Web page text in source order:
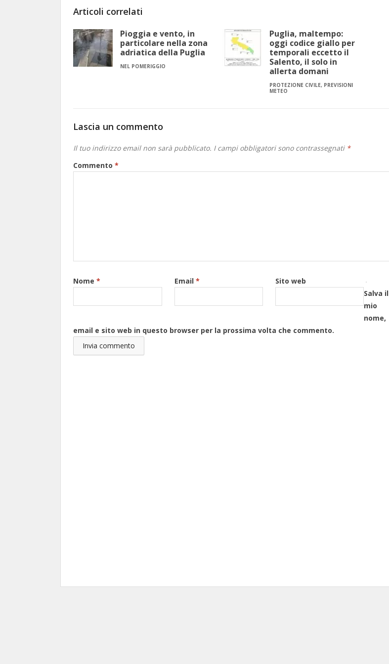
Articoli correlati
Pioggia e vento, in
particolare nella zona
adriatica della Puglia
NEL POMERIGGIO
Puglia, maltempo:
oggi codice giallo per
temporali eccetto il
Salento, il solo in
allerta domani
PROTEZIONE CIVILE, PREVISIONI
METEO
Lascia un commento
Il tuo indirizzo email non sarà pubblicato. I campi obbligatori sono contrassegnati *
Commento *
Nome * Email *
Sito web
Salva il
mio
nome,
email e sito web in questo browser per la prossima volta che commento.